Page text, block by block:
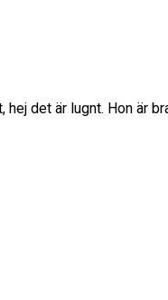
det är lugnt. Hon är